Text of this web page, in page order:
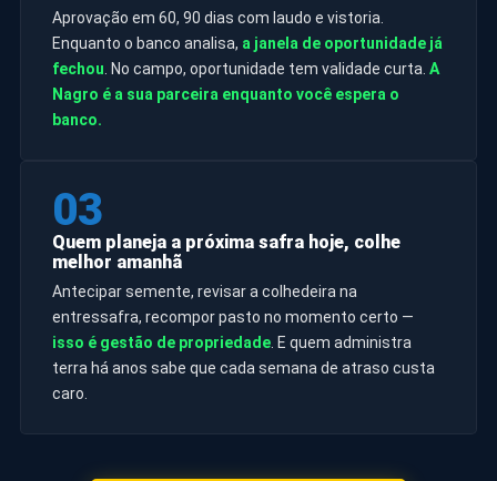
Aprovação em 60, 90 dias com laudo e vistoria.
Enquanto o banco analisa, a janela de oportunidade já
fechou . No campo, oportunidade tem validade curta. A
Nagro é a sua parceira enquanto você espera o
banco.
03
Quem planeja a próxima safra hoje, colhe
melhor amanhã
Antecipar semente, revisar a colhedeira na
entressafra, recompor pasto no momento certo —
isso é gestão de propriedade . E quem administra
terra há anos sabe que cada semana de atraso custa
caro.